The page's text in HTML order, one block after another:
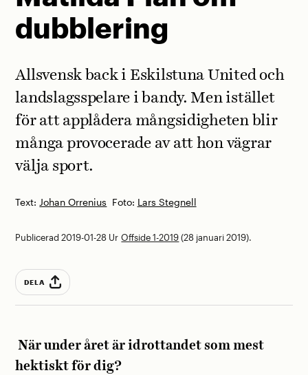
dubblering
Text: Johan Orrenius Foto: Lars Stegnell
Allsvensk back i Eskilstuna United och
landslagsspelare i bandy. Men istället
för att applådera mångsidigheten blir
många provocerade av att hon vägrar
välja sport.
Publicerad 2019-01-28 UrOffside 1-2019(28 januari 2019).
DELA
När under året är idrottandet som mest
hektiskt för dig?